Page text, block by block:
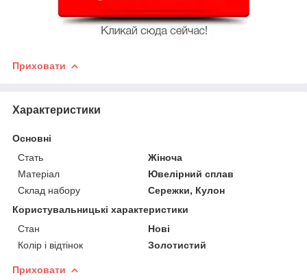
Приховати
Характеристики
Основні
Стать
Жіноча
Матеріал
Ювелірний сплав
Склад набору
Сережки, Кулон
Користувальницькі характеристики
Стан
Нові
Колір і відтінок
Золотистий
Приховати